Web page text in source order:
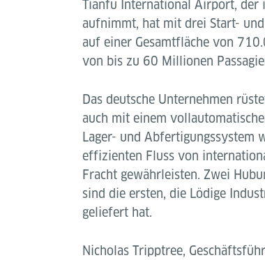
Tianfu International Airport, der
aufnimmt, hat mit drei Start-
auf einer Gesamtfläche von
von bis zu 60 Millionen
Das deutsche Unternehmen
auch mit einem
Lager- und Abfertigungssystem
effizienten Fluss von
Fracht gewährleisten. Zwei
sind die ersten, die Lödige
geliefert hat.
Nicholas Tripptree,